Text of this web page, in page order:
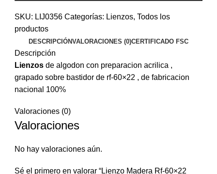
SKU: LIJ0356 Categorías: Lienzos, Todos los
productos
DESCRIPCIÓNVALORACIONES (0)CERTIFICADO FSC
Descripción
Lienzos de algodon con preparacion acrilica ,
grapado sobre bastidor de rf-60×22 , de fabricacion
nacional 100%
Valoraciones (0)
Valoraciones
No hay valoraciones aún.
Sé el primero en valorar “Lienzo Madera Rf-60×22